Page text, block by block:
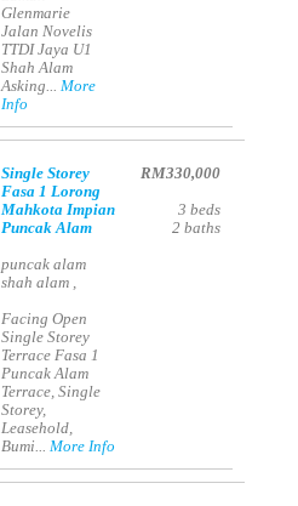
Glenmarie
Jalan Novelis
TTDI Jaya U1
Shah Alam
Asking...More
Info
Single Storey
Fasa 1 Lorong
Mahkota Impian
Puncak Alam
puncak alam
shah alam ,
Facing Open
Single Storey
Terrace Fasa 1
Puncak Alam
Terrace, Single
Storey,
Leasehold,
Bumi...More Info
RM330,000
3 beds
2 baths